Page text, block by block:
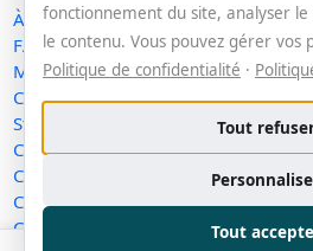
À propos
FAQ
Méthodologie
Contact
Statut des services
Confidentialité
Conditions d'utilisation
Conditions de vente
Cookies
fonctionnement du site, analyser
le contenu. Vous pouvez gérer vos
Politique de confidentialité ·
Tout
Tout